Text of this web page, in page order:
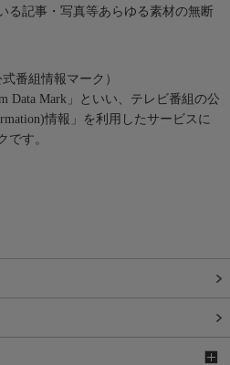
る記事・写真等あらゆる素材の無断
番組情報マーク）
Data Mark」といい、テレビ番組の公
情報」を利用したサービスに
です。